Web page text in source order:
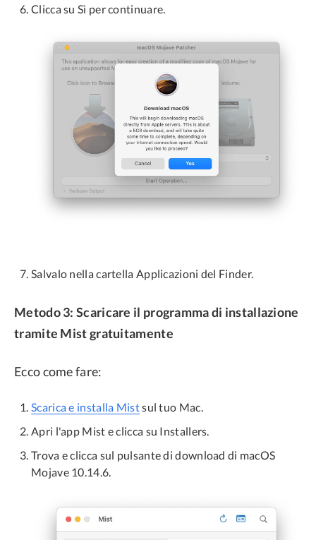
Clicca su Sì per continuare.
Salvalo nella cartella Applicazioni del Finder.
Metodo 3: Scaricare il programma di installazione
tramite Mist gratuitamente
Ecco come fare:
Scarica e installa Mistsul tuo Mac.
Apri l'app Mist e clicca su Installers.
Trova e clicca sul pulsante di download di macOS
Mojave 10.14.6.